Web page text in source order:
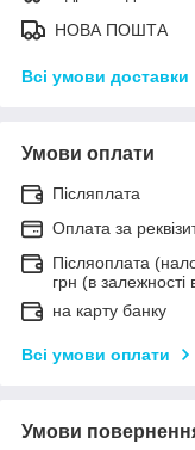
НОВА ПОШТА
Всі умови доставки
Умови оплати
Післяплата
Оплата за
Післяоплата
грн (в
на карту банку
Всі умови оплати
Умови